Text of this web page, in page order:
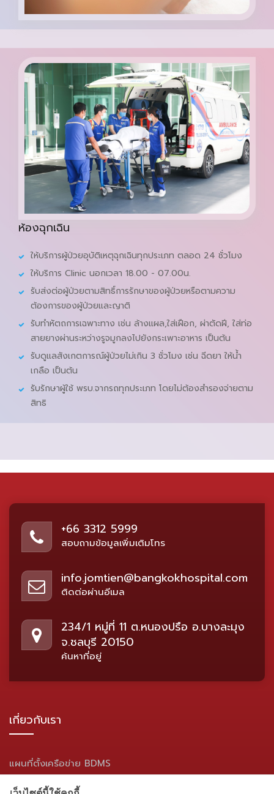
ห้องฉุกเฉิน
ให้บริการผู้ป่วยอุบัติเหตุฉุกเฉินทุกประเภท ตลอด 24 ชั่วโมง
ให้บริการ Clinic นอกเวลา 18.00 - 07.00น.
รับส่งต่อผู้ป่วยตามสิทธิ์การรักษาของผู้ป่วยหรือตามความ
ต้องการของผู้ป่วยและญาติ
รับทำหัตถการเฉพาะทาง เช่น ล้างแผล,ใส่เฝือก, ผ่าตัดฝี, ใส่ท่อ
สายยางผ่านระหว่างรูจมูกลงไปยังกระเพาะอาหาร เป็นต้น
รับดูแลสังเกตการณ์ผู้ป่วยไม่เกิน 3 ชั่วโมง เช่น ฉีดยา ให้น้ำ
เกลือ เป็นต้น
รับรักษาผู้ใช้ พรบ.จากรถทุกประเภท โดยไม่ต้องสำรองจ่ายตาม
สิทธิ
+66 3312 5999
สอบถามข้อมูลเพิ่มเติมโทร
info.jomtien@bangkokhospital.com
ติดต่อผ่านอีเมล
234/1 หมู่ที่ 11 ต.หนองปรือ อ.บางละมุง
จ.ชลบุรี 20150
ค้นหาที่อยู่
เกี่ยวกับเรา
แผนที่ตั้งเครือข่าย BDMS
แผนผังเว็บไซต์